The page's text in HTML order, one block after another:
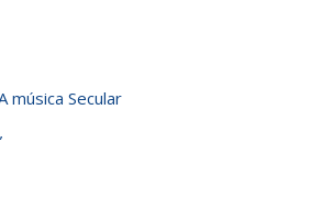
música Secular